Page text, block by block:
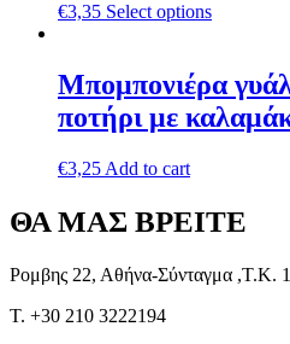
€3,35 Select options
Μπομπονιέρα
ποτήρι με
€3,25 Add to cart
ΘΑ ΜΑΣ ΒΡΕΙΤΕ
Ρομβης 22, Αθήνα-Σύνταγμα ,Τ.Κ.
T. +30 210 3222194